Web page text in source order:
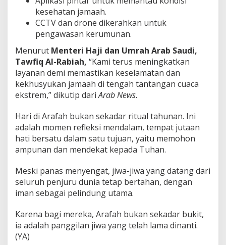
kesehatan jamaah.
CCTV dan drone dikerahkan untuk
pengawasan kerumunan.
Menurut Menteri Haji dan Umrah Arab Saudi,
Tawfiq Al-Rabiah, “Kami terus meningkatkan
layanan demi memastikan keselamatan dan
kekhusyukan jamaah di tengah tantangan cuaca
ekstrem,” dikutip dariArab News.
Hari di Arafah bukan sekadar ritual tahunan. Ini
adalah momen refleksi mendalam, tempat jutaan
hati bersatu dalam satu tujuan, yaitu memohon
ampunan dan mendekat kepada Tuhan.
Meski panas menyengat, jiwa-jiwa yang datang dari
seluruh penjuru dunia tetap bertahan, dengan
iman sebagai pelindung utama.
Karena bagi mereka, Arafah bukan sekadar bukit,
ia adalah panggilan jiwa yang telah lama dinanti.
(YA)